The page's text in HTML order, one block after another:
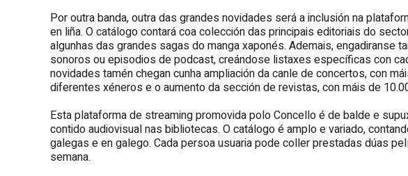
Por outra banda, outra das grandes novidades será a inclusión na
en liña. O catálogo contará coa colección das principais editoriais do
algunhas das grandes sagas do manga xaponés. Ademais, engadiranse
sonoros ou episodios de podcast, creándose listaxes específicas con
novidades tamén chegan cunha ampliación da canle de concertos, con
diferentes xéneros e o aumento da sección de revistas, con máis de
Esta plataforma de streaming promovida polo Concello é de balde e
contido audiovisual nas bibliotecas. O catálogo é amplo e variado,
galegas e en galego. Cada persoa usuaria pode coller prestadas dúas
semana.